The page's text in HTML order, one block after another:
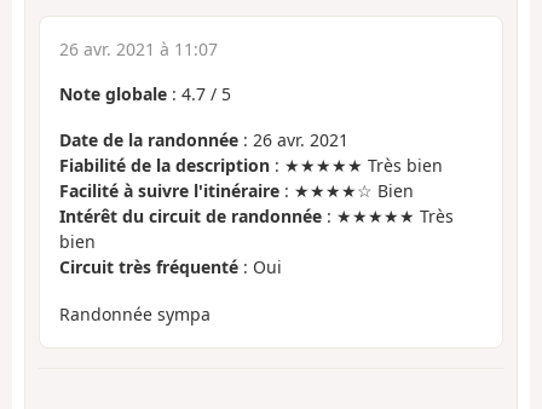
26 avr. 2021 à 11:07
Note globale : 4.7 / 5
Date de la randonnée : 26 avr. 2021
Fiabilité de la description : ★★★★★ Très bien
Facilité à suivre l'itinéraire : ★★★★☆ Bien
Intérêt du circuit de randonnée : ★★★★★ Très
bien
Circuit très fréquenté : Oui
Randonnée sympa